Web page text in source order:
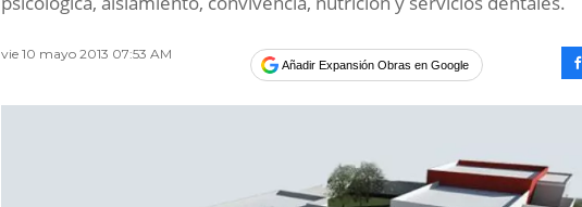
vie 10 mayo 2013 07:53 AM
Añadir Expansión Obras en Google